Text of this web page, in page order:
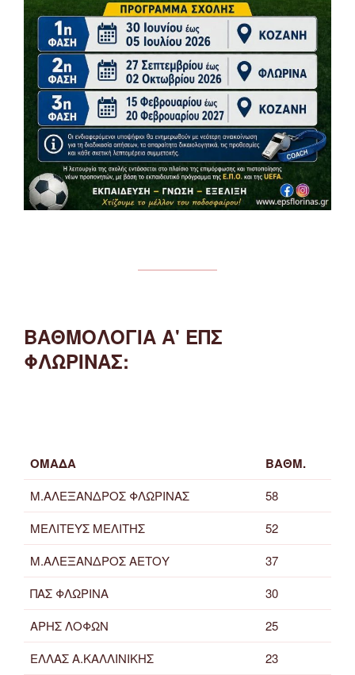
ΒΑΘΜΟΛΟΓΙΑ Α' ΕΠΣ
ΦΛΩΡΙΝΑΣ:
ΟΜΑΔΑ ΒΑΘΜ.
Μ.ΑΛΕΞΑΝΔΡΟΣ ΦΛΩΡΙΝΑΣ
58
ΜΕΛΙΤΕΥΣ ΜΕΛΙΤΗΣ
52
Μ.ΑΛΕΞΑΝΔΡΟΣ ΑΕΤΟΥ
37
ΠΑΣ ΦΛΩΡΙΝΑ
30
ΑΡΗΣ ΛΟΦΩΝ
25
ΕΛΛΑΣ Α.ΚΑΛΛΙΝΙΚΗΣ
23